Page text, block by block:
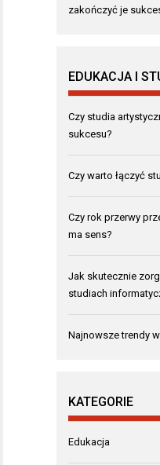
zakończyć je
EDUKACJA I
Czy studia
sukcesu?
Czy warto łączyć
Czy rok przerwy
ma sens?
Jak skutecznie
studiach
Najnowsze trendy
KATEGORIE
Edukacja